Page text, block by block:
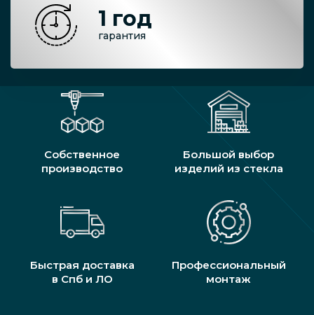
1 год
гарантия
Собственное
производство
Большой выбор
изделий из стекла
Быстрая доставка
в Спб и ЛО
Профессиональный
монтаж